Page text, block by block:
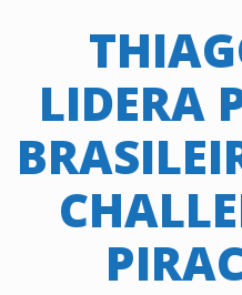
LIDERA